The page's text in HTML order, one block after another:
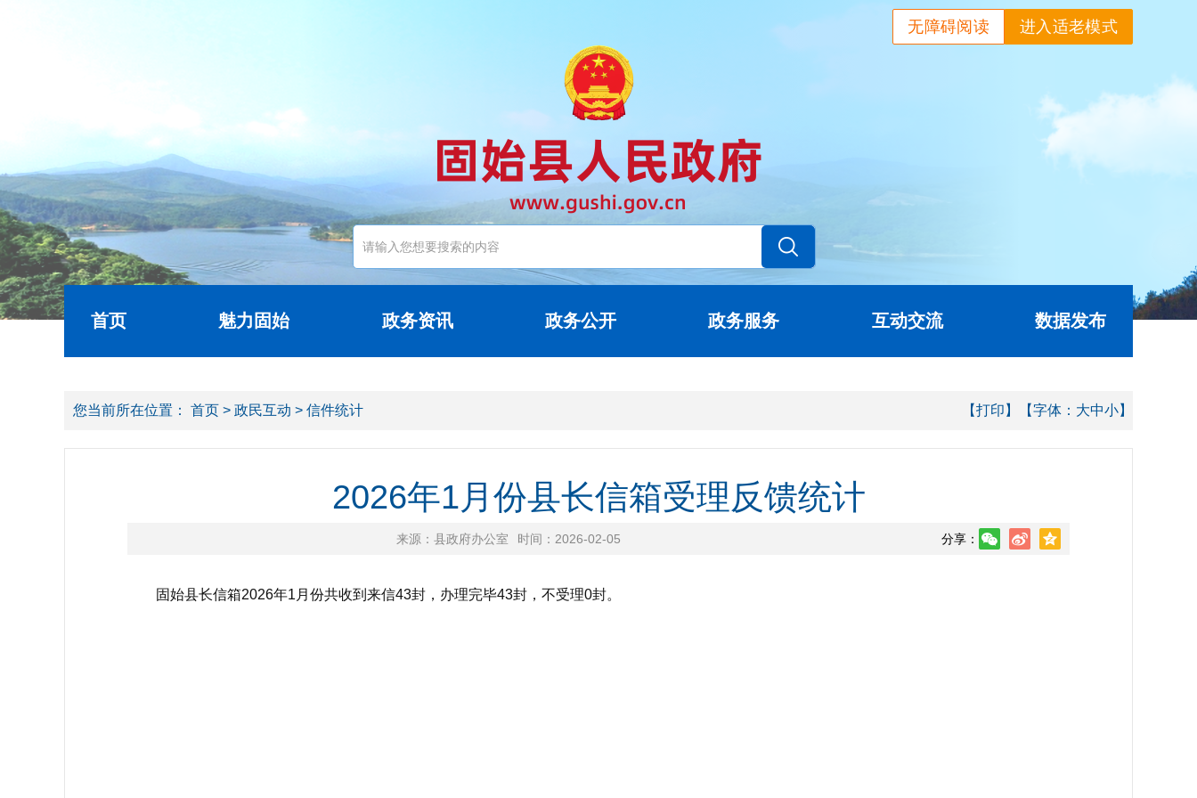
进入适老模式
无障碍阅读
首页 魅力固始 政务资讯 政务公开 政务服务 互动交流 数据发布
您当前所在位置： 首页 > 政民互动 > 信件统计 【打印】 【字体： 大中小】
2026年1月份县长信箱受理反馈统计
来源：县政府办公室 时间：2026-02-05 分享：
固始县长信箱2026年1月份共收到来信43封，办理完毕43封，不受理0封。